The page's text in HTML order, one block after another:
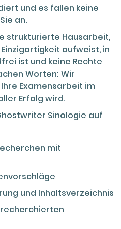
wir eine
und senden Ihnen
und es fallen keine
an.
strukturierte Hausarbeit,
aufweist, in
ist und keine Rechte
Worten: Wir
Examensarbeit im
Erfolg wird.
Sinologie auf
mit
und Inhaltsverzeichnis